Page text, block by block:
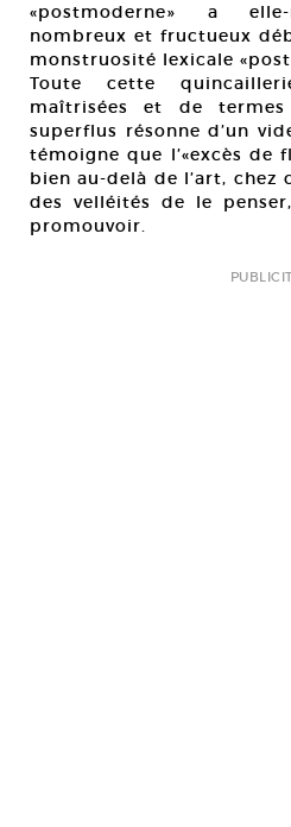
«postmoderne» a
nombreux et fructueux
monstruosité lexicale
Toute cette
maîtrisées et de termes
superflus résonne d’un
témoigne que l’«excès de
bien au-delà de l’art, chez
des velléités de le
promouvoir.